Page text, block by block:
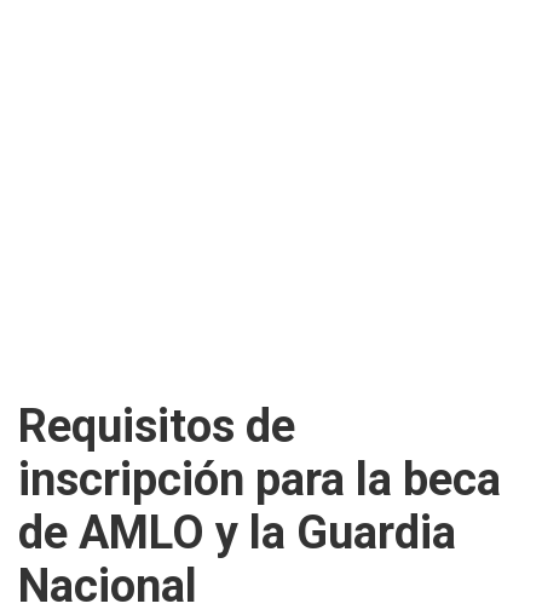
Requisitos de
inscripción para la beca
de AMLO y la Guardia
Nacional